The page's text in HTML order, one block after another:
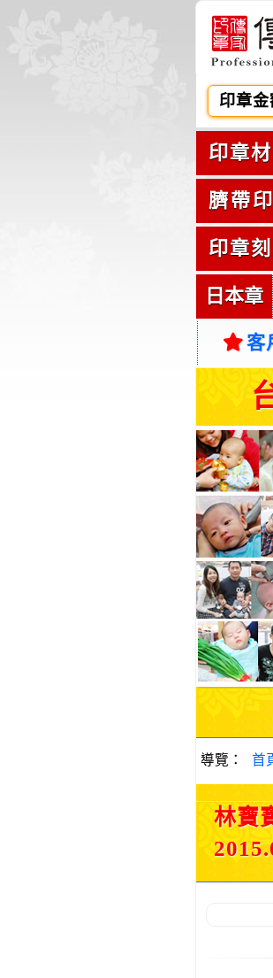
印章金
印章
臍帶
印章
日本章
客
導覽： 首
林寶